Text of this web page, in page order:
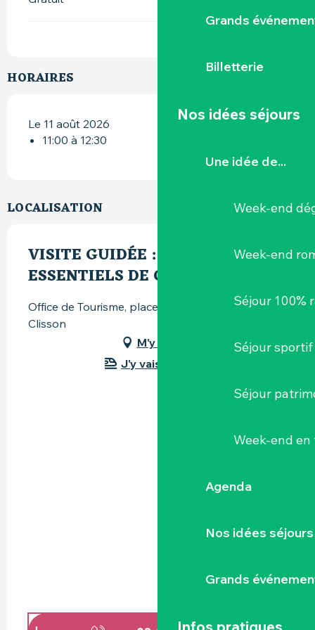
Grands
Billetterie
Nos idées séjours
Une idée de...
Week-end
Week-end
Séjour 100%
Séjour sportif
Séjour
Week-end
Agenda
Nos idées séjours
Grands
HORAIRES
Le 11 août 2026
11:00 à 12:30
LOCALISATION
VISITE GUIDÉE : LES
ESSENTIELS DE CLISSON
Office de Tourisme, place du Minage, 44190
Clisson
M'y rendre
J'y vais en train !